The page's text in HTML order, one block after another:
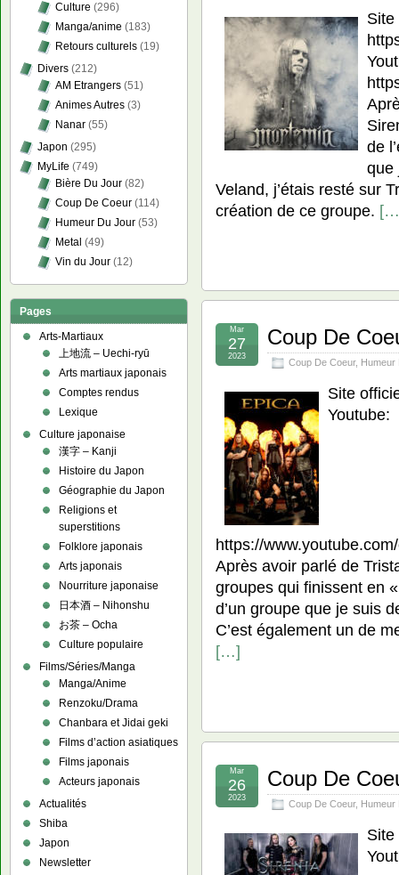
Site
de
que
Veland, j’étais resté sur
création de ce groupe.
Coup De
Coup De Coeur, Humeur
Mar
27
2023
Site
Youtube:
https://
Après avoir parlé de
groupes qui finissent en
d’un groupe que je suis
C’est également un de
[…]
Coup De
Coup De Coeur, Humeur
Mar
26
2023
Site
Culture (296)
Manga/anime (183)
Retours culturels (19)
Divers (212)
AM Etrangers (51)
Animes Autres (3)
Nanar (55)
Japon (295)
MyLife (749)
Bière Du Jour (82)
Coup De Coeur (114)
Humeur Du Jour (53)
Metal (49)
Vin du Jour (12)
Pages
Arts-Martiaux
上地流 – Uechi-ryū
Arts martiaux japonais
Comptes rendus
Lexique
Culture japonaise
漢字 – Kanji
Histoire du Japon
Géographie du Japon
Religions et
superstitions
Folklore japonais
Arts japonais
Nourriture japonaise
日本酒 – Nihonshu
お茶 – Ocha
Culture populaire
Films/Séries/Manga
Manga/Anime
Renzoku/Drama
Chanbara et Jidai geki
Films d’action asiatiques
Films japonais
Acteurs japonais
Actualités
Shiba
Japon
Newsletter